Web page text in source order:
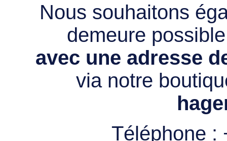
Nous souhaitons
demeure
avec une adresse
via notre
Téléphone :